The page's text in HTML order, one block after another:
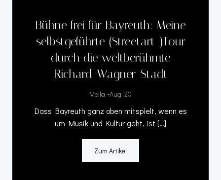
Bühne frei für Bayreuth: Meine
selbstgeführte (Streetart-)Tour
durch die weltberühmte
Richard-Wagner-Stadt
Mella -Aug. 20
Dass Bayreuth ganz oben mitspielt, wenn es
um Musik und Kultur geht, ist […]
Zum Artikel